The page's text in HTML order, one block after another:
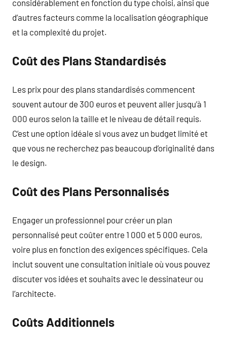
considérablement en fonction du type choisi, ainsi que
d’autres facteurs comme la localisation géographique
et la complexité du projet.
Coût des Plans Standardisés
Les prix pour des plans standardisés commencent
souvent autour de 300 euros et peuvent aller jusqu’à 1
000 euros selon la taille et le niveau de détail requis.
C’est une option idéale si vous avez un budget limité et
que vous ne recherchez pas beaucoup d’originalité dans
le design.
Coût des Plans Personnalisés
Engager un professionnel pour créer un plan
personnalisé peut coûter entre 1 000 et 5 000 euros,
voire plus en fonction des exigences spécifiques. Cela
inclut souvent une consultation initiale où vous pouvez
discuter vos idées et souhaits avec le dessinateur ou
l’architecte.
Coûts Additionnels